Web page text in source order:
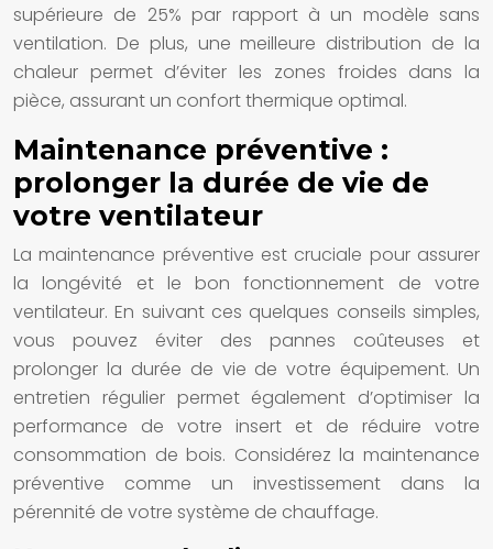
supérieure de 25% par rapport à un modèle sans
ventilation. De plus, une meilleure distribution de la
chaleur permet d’éviter les zones froides dans la
pièce, assurant un confort thermique optimal.
Maintenance préventive :
prolonger la durée de vie de
votre ventilateur
La maintenance préventive est cruciale pour assurer
la longévité et le bon fonctionnement de votre
ventilateur. En suivant ces quelques conseils simples,
vous pouvez éviter des pannes coûteuses et
prolonger la durée de vie de votre équipement. Un
entretien régulier permet également d’optimiser la
performance de votre insert et de réduire votre
consommation de bois. Considérez la maintenance
préventive comme un investissement dans la
pérennité de votre système de chauffage.